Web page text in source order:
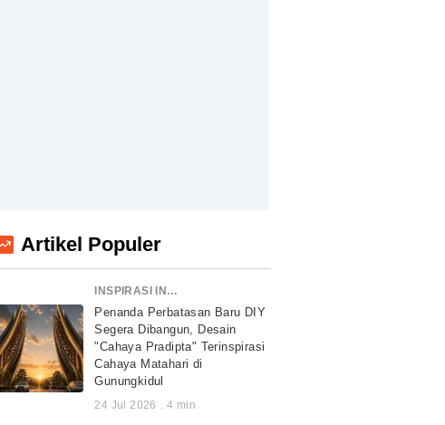
Artikel Populer
INSPIRASI INDONESIA
Penanda Perbatasan Baru DIY
Segera Dibangun, Desain
"Cahaya Pradipta" Terinspirasi
Cahaya Matahari di
Gunungkidul
24 Jul 2026 . 4 min